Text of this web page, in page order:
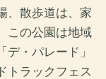
、散歩道は、家
この公園は地域
・パレード」
トラックフェス